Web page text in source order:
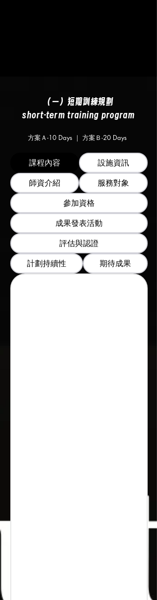
（一）短期訓練規劃
short-term training program
方案Ａ-10 Days ｜ 方案Ｂ-20 Days
課程內容
設施資訊
師資介紹
服務對象
參加資格
成果發表活動
評估與認證
計劃持續性
期待成果